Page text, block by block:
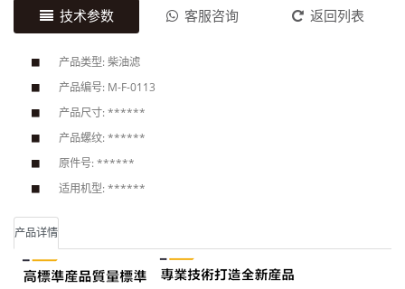
技术参数 客服咨询 返回列表
产品类型: 柴油滤
产品编号: M-F-0113
产品尺寸: ******
产品螺纹: ******
原件号: ******
适用机型: ******
产品详情